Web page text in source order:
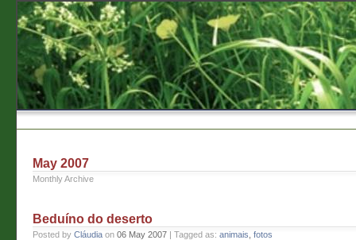
May 2007
Monthly Archive
Beduíno do deserto
Posted by Cláudia on 06 May 2007 | Tagged as: animais fotos